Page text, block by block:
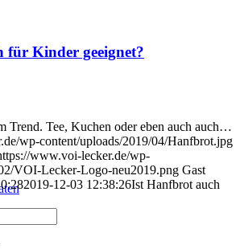
für Kinder geeignet?
Trend. Tee, Kuchen oder eben auch auch…
wp-content/uploads/2019/04/Hanfbrot.jpg
www.voi-lecker.de/wp-
VOI-Lecker-Logo-neu2019.png Gast
2019-12-03 12:38:26Ist Hanfbrot auch